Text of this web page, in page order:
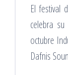
El festival
celebra
octubre
Dafnis